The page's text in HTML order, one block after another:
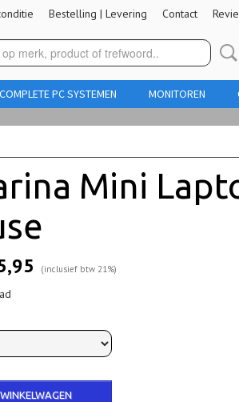
Bestelling | Levering Contact
COMPLETE PC SYSTEMEN MONITOREN
Mini
(inclusief btw 21%)